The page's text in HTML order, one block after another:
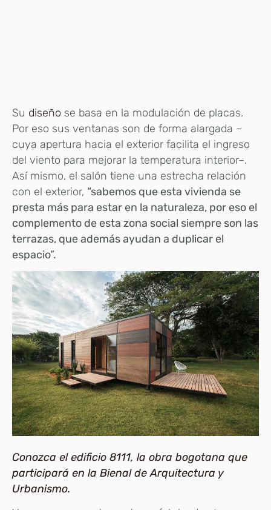
Su diseño se basa en la modulación de placas.
Por eso sus ventanas son de forma alargada –
cuya apertura hacia el exterior facilita el ingreso
del viento para mejorar la temperatura interior–.
Así mismo, el salón tiene una estrecha relación
con el exterior, “sabemos que esta vivienda se
presta más para estar en la naturaleza, por eso el
complemento de esta zona social siempre son las
terrazas, que además ayudan a duplicar el
espacio”.
Conozca el edificio 8111, la obra bogotana que
participará en la Bienal de Arquitectura y
Urbanismo.